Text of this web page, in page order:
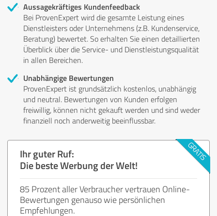
Aussagekräftiges Kundenfeedback
Bei ProvenExpert wird die gesamte Leistung eines
Dienstleisters oder Unternehmens (z.B. Kundenservice,
Beratung) bewertet. So erhalten Sie einen detaillierten
Überblick über die Service- und Dienstleistungsqualität
in allen Bereichen.
Unabhängige Bewertungen
ProvenExpert ist grundsätzlich kostenlos, unabhängig
und neutral. Bewertungen von Kunden erfolgen
freiwillig, können nicht gekauft werden und sind weder
finanziell noch anderweitig beeinflussbar.
Ihr guter Ruf:
Die beste Werbung der Welt!
85 Prozent aller Verbraucher vertrauen Online-
Bewertungen genauso wie persönlichen
Empfehlungen.